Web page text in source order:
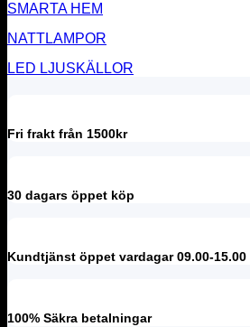
SMARTA HEM
NATTLAMPOR
LED LJUSKÄLLOR
Fri frakt från 1500kr
30 dagars öppet köp
Kundtjänst öppet vardagar 09.00-15.00
100% Säkra betalningar